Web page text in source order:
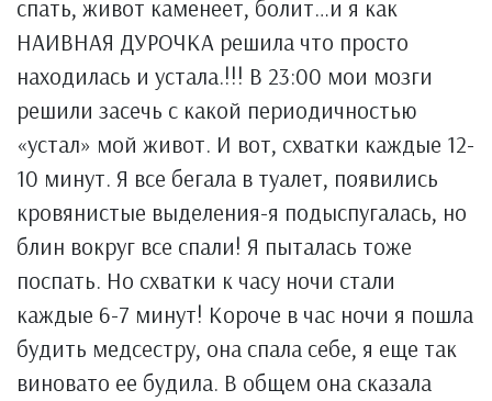
спать, живот каменеет, болит…и я как
НАИВНАЯ ДУРОЧКА решила что просто
находилась и устала.!!! В 23:00 мои мозги
решили засечь с какой периодичностью
«устал» мой живот. И вот, схватки каждые 12-
10 минут. Я все бегала в туалет, появились
кровянистые выделения-я подыспугалась, но
блин вокруг все спали! Я пыталась тоже
поспать. Но схватки к часу ночи стали
каждые 6-7 минут! Короче в час ночи я пошла
будить медсестру, она спала себе, я еще так
виновато ее будила. В общем она сказала